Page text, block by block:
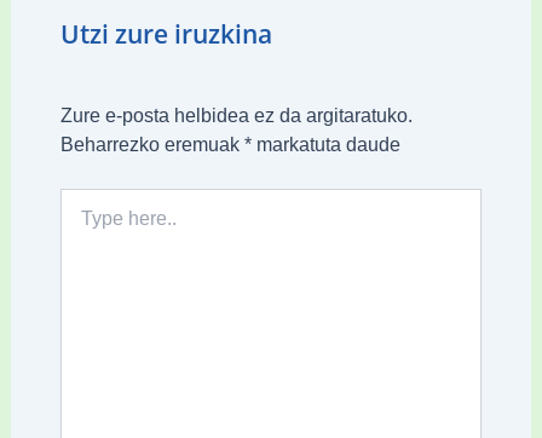
Utzi zure iruzkina
Zure e-posta helbidea ez da argitaratuko.
Beharrezko eremuak *markatuta daude
here..